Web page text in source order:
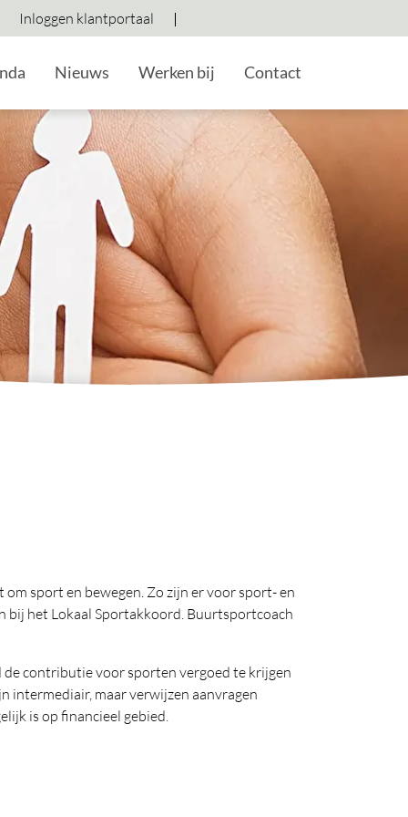
Inloggen klantportaal
Hoog contrast wisselen
Lettergrootte vergroten
Lettergrootte
Nieuws Werken bij Contact
sport en bewegen. Zo zijn er voor sport- en
bij het Lokaal Sportakkoord. Buurtsportcoach
contributie voor sporten vergoed te krijgen
intermediair, maar verwijzen aanvragen
is op financieel gebied.